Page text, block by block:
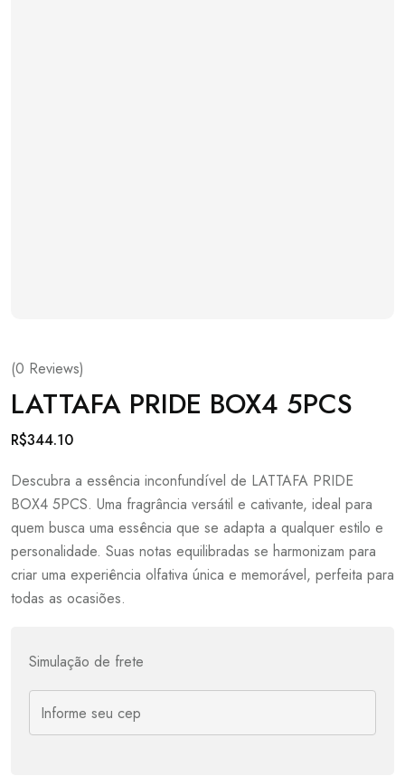
(0 Reviews)
LATTAFA PRIDE BOX4 5PCS
R$344.10
Descubra a essência inconfundível de LATTAFA PRIDE
BOX4 5PCS. Uma fragrância versátil e cativante, ideal para
quem busca uma essência que se adapta a qualquer estilo e
personalidade. Suas notas equilibradas se harmonizam para
criar uma experiência olfativa única e memorável, perfeita para
todas as ocasiões.
Simulação de frete